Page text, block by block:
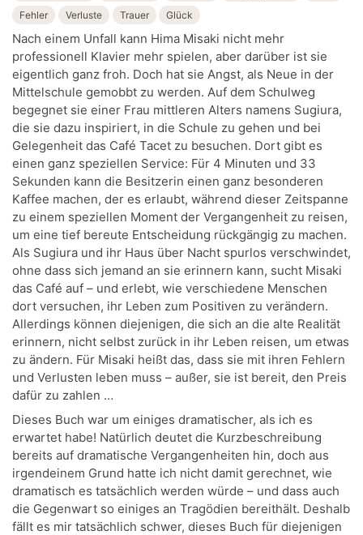
Fehler
Verluste Trauer Glück
Nach einem Unfall kann Hima Misaki nicht mehr
professionell Klavier mehr spielen, aber darüber ist sie
eigentlich ganz froh. Doch hat sie Angst, als Neue in der
Mittelschule gemobbt zu werden. Auf dem Schulweg
begegnet sie einer Frau mittleren Alters namens Sugiura,
die sie dazu inspiriert, in die Schule zu gehen und bei
Gelegenheit das Café Tacet zu besuchen. Dort gibt es
einen ganz speziellen Service: Für 4 Minuten und 33
Sekunden kann die Besitzerin einen ganz besonderen
Kaffee machen, der es erlaubt, während dieser Zeitspanne
zu einem speziellen Moment der Vergangenheit zu reisen,
um eine tief bereute Entscheidung rückgängig zu machen.
Als Sugiura und ihr Haus über Nacht spurlos verschwindet,
ohne dass sich jemand an sie erinnern kann, sucht Misaki
das Café auf – und erlebt, wie verschiedene Menschen
dort versuchen, ihr Leben zum Positiven zu verändern.
Allerdings können diejenigen, die sich an die alte Realität
erinnern, nicht selbst zurück in ihr Leben reisen, um etwas
zu ändern. Für Misaki heißt das, dass sie mit ihren Fehlern
und Verlusten leben muss – außer, sie ist bereit, den Preis
dafür zu zahlen …
Dieses Buch war um einiges dramatischer, als ich es
erwartet habe! Natürlich deutet die Kurzbeschreibung
bereits auf dramatische Vergangenheiten hin, doch aus
irgendeinem Grund hatte ich nicht damit gerechnet, wie
dramatisch es tatsächlich werden würde – und dass auch
die Gegenwart so einiges an Tragödien bereithält. Deshalb
fällt es mir tatsächlich schwer, dieses Buch für diejenigen